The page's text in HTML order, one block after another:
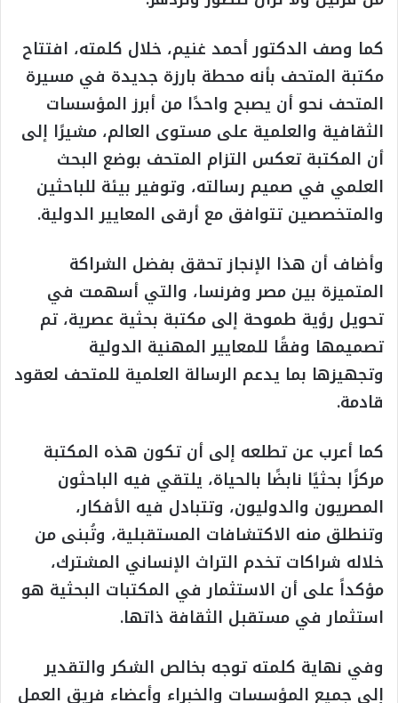
كما وصف الدكتور أحمد غنيم، خلال كلمته، افتتاح
مكتبة المتحف بأنه محطة بارزة جديدة في مسيرة
المتحف نحو أن يصبح واحدًا من أبرز المؤسسات
الثقافية والعلمية على مستوى العالم، مشيرًا إلى
أن المكتبة تعكس التزام المتحف بوضع البحث
العلمي في صميم رسالته، وتوفير بيئة للباحثين
والمتخصصين تتوافق مع أرقى المعايير الدولية.
وأضاف أن هذا الإنجاز تحقق بفضل الشراكة
المتميزة بين مصر وفرنسا، والتي أسهمت في
تحويل رؤية طموحة إلى مكتبة بحثية عصرية، تم
تصميمها وفقًا للمعايير المهنية الدولية
وتجهيزها بما يدعم الرسالة العلمية للمتحف لعقود
قادمة.
كما أعرب عن تطلعه إلى أن تكون هذه المكتبة
مركزًا بحثيًا نابضًا بالحياة، يلتقي فيه الباحثون
المصريون والدوليون، وتتبادل فيه الأفكار،
وتنطلق منه الاكتشافات المستقبلية، وتُبنى من
خلاله شراكات تخدم التراث الإنساني المشترك،
مؤكداً على أن الاستثمار في المكتبات البحثية هو
استثمار في مستقبل الثقافة ذاتها.
وفي نهاية كلمته توجه بخالص الشكر والتقدير
إلى جميع المؤسسات والخبراء وأعضاء فريق العمل